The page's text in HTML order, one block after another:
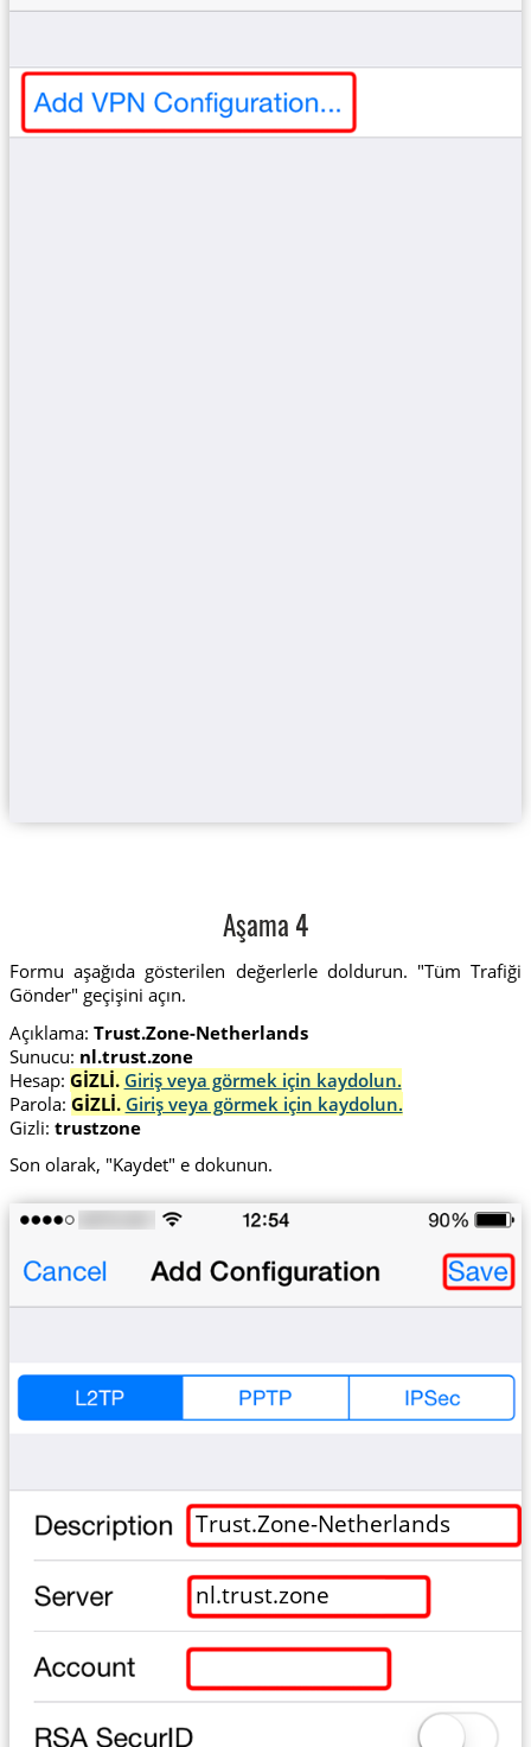
Aşama 4
Formu aşağıda gösterilen değerlerle doldurun. "Tüm Trafiği
Gönder" geçişini açın.
Açıklama: Trust.Zone-Netherlands
Sunucu: nl.trust.zone
Hesap: GİZLİ. Giriş veya görmek için kaydolun.
Parola: GİZLİ. Giriş veya görmek için kaydolun.
Gizli: trustzone
Son olarak, "Kaydet" e dokunun.
Trust.Zone-Netherlands
nl.trust.zone